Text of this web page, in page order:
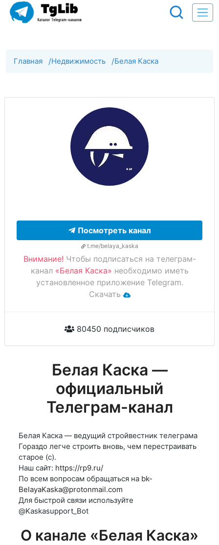
Главная /Недвижимость /Белая Каска
Посмотреть канал
t.me/belaya_kaska
Внимание! Чтобы подписаться на телеграм-
канал «Белая Каска» необходимо иметь
установленное приложение Telegram.
Скачать
80450 подписчиков
Белая Каска —
официальный
Телеграм-канал
Белая Каска — ведущий стройвестник телеграма
Гораздо легче строить вновь, чем перестраивать
старое (c).
Наш сайт: https://rp9.ru/
По всем вопросам обращаться на bk-
BelayaKaska@protonmail.com
Для быстрой связи используйте
@Kaskasupport_Bot
О канале «Белая Каска»